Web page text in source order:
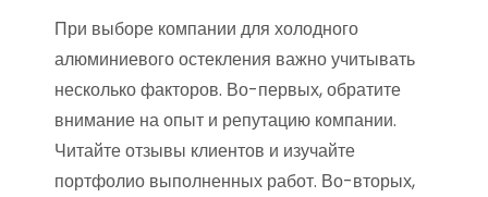
При выборе компании для холодного
алюминиевого остекления важно учитывать
несколько факторов. Во-первых, обратите
внимание на опыт и репутацию компании.
Читайте отзывы клиентов и изучайте
портфолио выполненных работ. Во-вторых,